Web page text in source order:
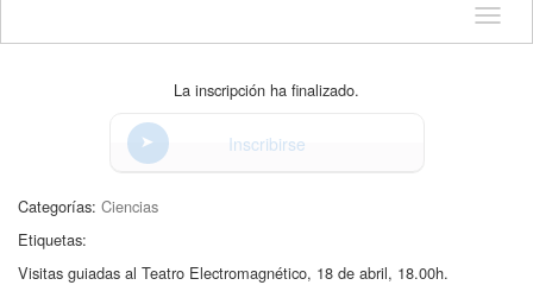
Idioma
La inscripción ha finalizado.
Inscribirse
Categorías: Ciencias
Etiquetas:
Visitas guiadas al Teatro Electromagnético, 18 de abril, 18.00h.